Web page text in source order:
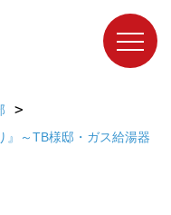
』～TB様邸・ガス給湯器